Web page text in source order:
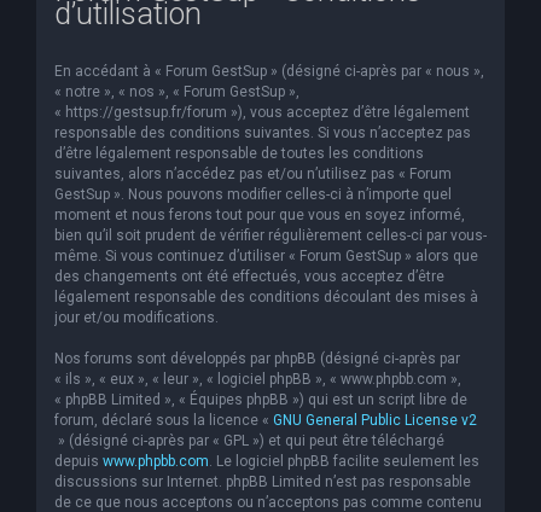
d’utilisation
En accédant à « Forum GestSup » (désigné ci-après par « nous »,
« notre », « nos », « Forum GestSup »,
« https://gestsup.fr/forum »), vous acceptez d’être légalement
responsable des conditions suivantes. Si vous n’acceptez pas
d’être légalement responsable de toutes les conditions
suivantes, alors n’accédez pas et/ou n’utilisez pas « Forum
GestSup ». Nous pouvons modifier celles-ci à n’importe quel
moment et nous ferons tout pour que vous en soyez informé,
bien qu’il soit prudent de vérifier régulièrement celles-ci par vous-
même. Si vous continuez d’utiliser « Forum GestSup » alors que
des changements ont été effectués, vous acceptez d’être
légalement responsable des conditions découlant des mises à
jour et/ou modifications.
Nos forums sont développés par phpBB (désigné ci-après par
« ils », « eux », « leur », « logiciel phpBB », « www.phpbb.com »,
« phpBB Limited », « Équipes phpBB ») qui est un script libre de
forum, déclaré sous la licence « GNU General Public License v2
» (désigné ci-après par « GPL ») et qui peut être téléchargé
depuis www.phpbb.com. Le logiciel phpBB facilite seulement les
discussions sur Internet. phpBB Limited n’est pas responsable
de ce que nous acceptons ou n’acceptons pas comme contenu